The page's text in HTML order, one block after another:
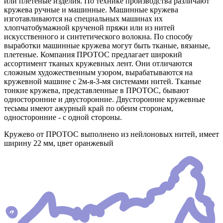
кружева ручные и машинные. Машинные кружева
изготавливаются на специальных машинах их
хлопчатобумажной крученой пряжи или из нитей
искусственного и синтетического волокна. По способу
выработки машинные кружева могут быть тканые, вязаные,
плетеные. Компания ПРОТОС предлагает широкий
ассортимент тканых кружевных лент. Они отличаются
сложным художественным узором, вырабатываются на
кружевной машине с 2м-я-3-мя системами нитей. Тканые
тонкие кружева, представленные в ПРОТОС, бывают
односторонние и двусторонние. Двусторонние кружевные
тесьмы имеют ажурный край по обеим сторонам,
односторонние - с одной стороны.
Кружево от ПРОТОС выполнено из нейлоновых нитей, имеет
ширину 22 мм, цвет оранжевый